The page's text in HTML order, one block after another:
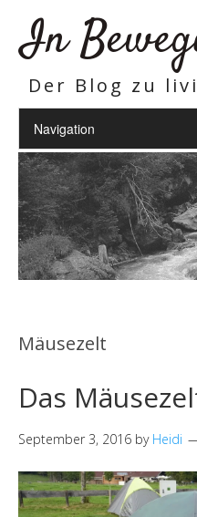
In
Der Blog zu
Mäusezelt
Das
September 3, 2016 by Heidi